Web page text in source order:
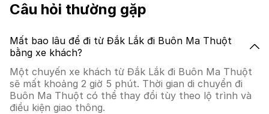
Câu hỏi thường gặp
Mất bao lâu để đi từ Đắk Lắk đi Buôn Ma Thuột
bằng xe khách?
Một chuyến xe khách từ Đắk Lắk đi Buôn Ma Thuột
sẽ mất khoảng 2 giờ 5 phút. Thời gian di chuyển đi
Buôn Ma Thuột có thể thay đổi tùy theo lộ trình và
điều kiện giao thông.